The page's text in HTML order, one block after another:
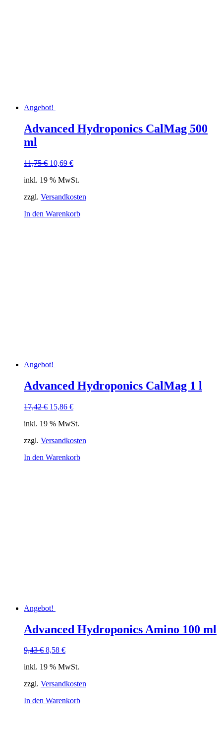
Angebot!
Advanced Hydroponics CalMag 500
ml
11,75€ Ursprünglicher
war:
10,69 €Aktueller
ist:
inkl. 19 % MwSt.
zzgl. Versandkosten
In den Warenkorb
Angebot!
Advanced Hydroponics CalMag 1 l
17,42€ Ursprünglicher
war:
15,86 €Aktueller
ist:
inkl. 19 % MwSt.
zzgl. Versandkosten
In den Warenkorb
Angebot!
Advanced Hydroponics Amino 100 ml
9,43€ Ursprünglicher
war:
8,58 €Aktueller
ist:
inkl. 19 % MwSt.
zzgl. Versandkosten
In den Warenkorb